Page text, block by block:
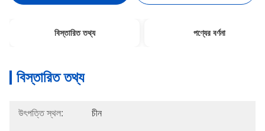
বিস্তারিত তথ্য পণ্যের বর্ণনা
বিস্তারিত তথ্য
উৎপত্তি স্থল: চীন